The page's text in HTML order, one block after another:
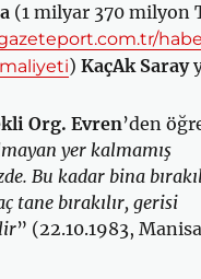
(1 milyar 370 milyon
)KaçAk Saray
Org. Evren’den
yer kalmamış
Bu kadar bina
tane bırakılır, gerisi
” (22.10.1983,